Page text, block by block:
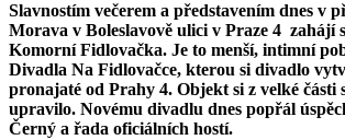
Slavnostím večerem a představením dnes v
Morava v Boleslavově ulici v Praze 4 zahájí
Komorní Fidlovačka. Je to menší, intimní
Divadla Na Fidlovačce, kterou si divadlo
pronajaté od Prahy 4. Objekt si z velké části
upravilo. Novému divadlu dnes popřál
Černý a řada oficiálních hostí.